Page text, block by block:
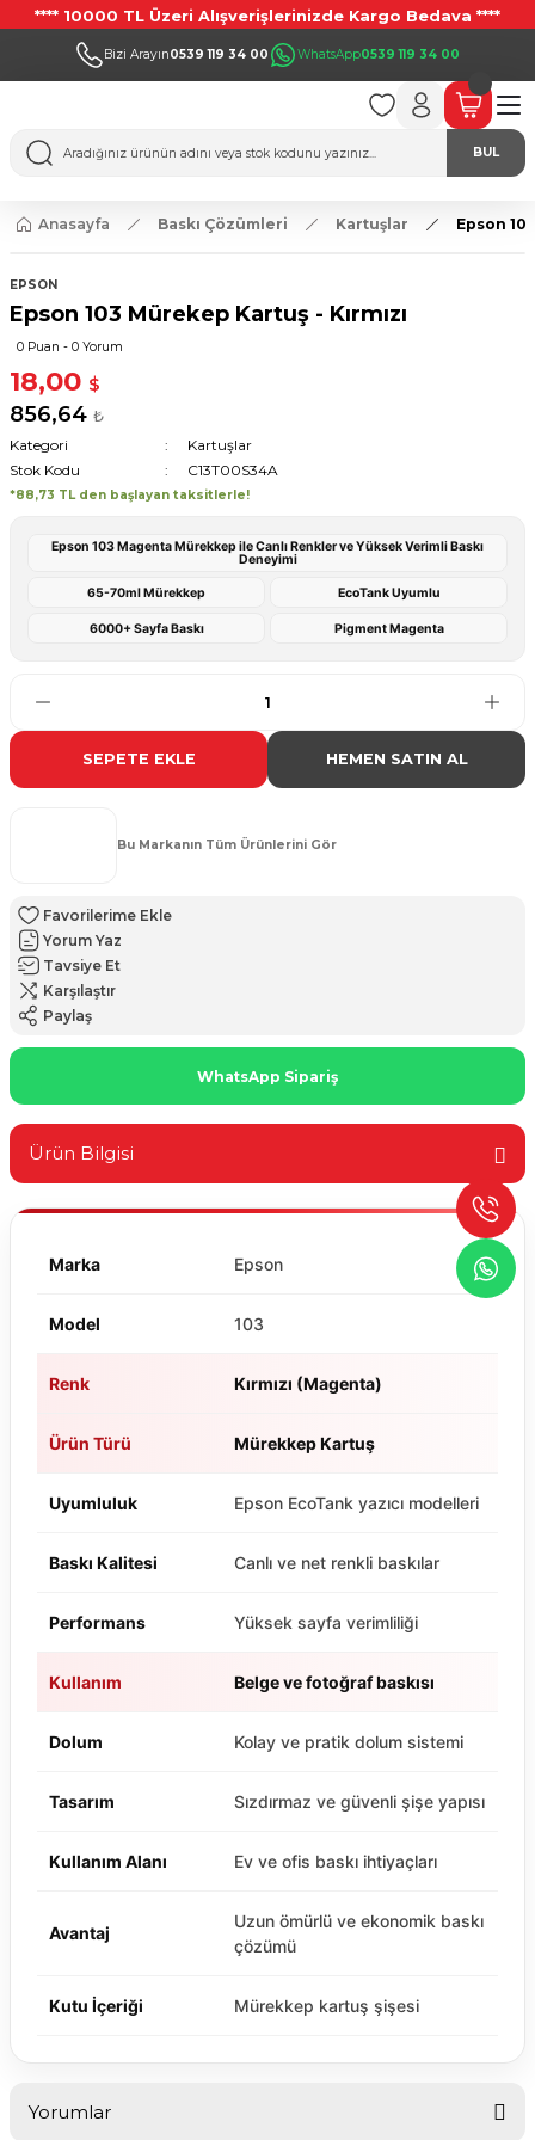
**** 10000 TL Üzeri Alışverişlerinizde Kargo Bedava ****
Bizi Arayın0539 119 34 00 WhatsApp0539 119 34 00
BUL
Anasayfa Baskı Çözümleri Kartuşlar Epson
EPSON
Epson 103 Mürekep Kartuş - Kırmızı
0 Puan - 0 Yorum
18,00 $
856,64 ₺
Kategori
Kartuşlar
Stok Kodu
C13T00S34A
*88,73 TL den başlayan taksitlerle!
Epson 103 Magenta Mürekkep ile Canlı Renkler ve Yüksek Verimli Baskı
Deneyimi
65-70ml Mürekkep EcoTank Uyumlu
6000+ Sayfa Baskı Pigment Magenta
SEPETE EKLE HEMEN SATIN AL
Bu Markanın Tüm Ürünlerini Gör
Yorum Yaz
Tavsiye Et
Karşılaştır
Paylaş
WhatsApp Sipariş
Ürün Bilgisi
Marka Epson
Model 103
Renk Kırmızı (Magenta)
Ürün Türü Mürekkep Kartuş
Uyumluluk Epson EcoTank yazıcı modelleri
Baskı Kalitesi Canlı ve net renkli baskılar
Performans Yüksek sayfa verimliliği
Kullanım Belge ve fotoğraf baskısı
Dolum Kolay ve pratik dolum sistemi
Tasarım Sızdırmaz ve güvenli şişe yapısı
Kullanım Alanı Ev ve ofis baskı ihtiyaçları
Avantaj
Uzun ömürlü ve ekonomik baskı
çözümü
Kutu İçeriği Mürekkep kartuş şişesi
Yorumlar